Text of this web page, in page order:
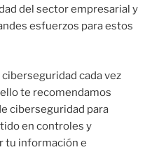
del sector empresarial y
esfuerzos para estos
cada vez
te recomendamos
ciberseguridad para
en controles y
tu información e